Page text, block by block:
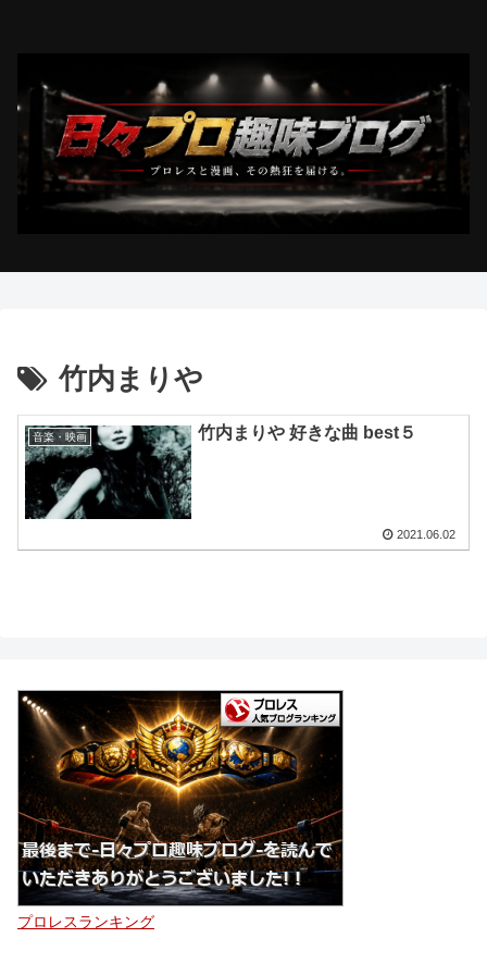
竹内まりや
音楽・映画 竹内まりや 好きな曲 best５
2021.06.02
プロレスランキング